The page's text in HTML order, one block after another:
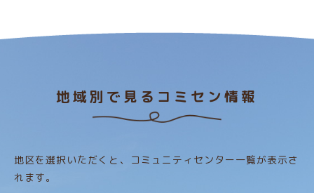
地域別で見るコミセン情報
地区を選択いただくと、コミュニティセンター一覧が表示さ
れます。